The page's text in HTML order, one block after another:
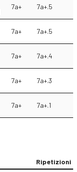
7a+ 7a+.5
7a+ 7a+.5
7a+ 7a+.4
7a+ 7a+.3
7a+ 7a+.1
Ripetizioni